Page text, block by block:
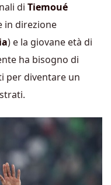
di Tiemoué
in direzione
) e la giovane età di
ha bisogno di
per diventare un